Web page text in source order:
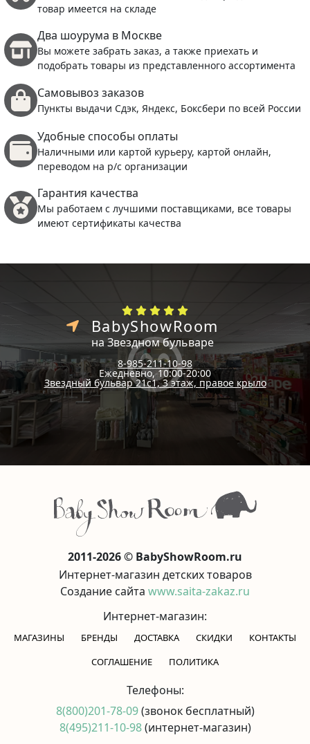
товар имеется на складе
Два шоурума в Москве
Вы можете забрать заказ, а также приехать и
подобрать товары из представленного ассортимента
Самовывоз заказов
Пункты выдачи Сдэк, Яндекс, Боксбери по всей России
Удобные способы оплаты
Наличными или картой курьеру, картой онлайн,
переводом на р/с организации
Гарантия качества
Мы работаем с лучшими поставщиками, все товары
имеют сертификаты качества
BabyShowRoom
на Звездном бульваре
8-985-211-10-98
Ежедневно, 10:00-20:00
Звездный бульвар 21с1, 3 этаж, правое крыло
2011-2026 © BabyShowRoom.ru
Интернет-магазин детских товаров
Создание сайта www.saita-zakaz.ru
Интернет-магазин:
МАГАЗИНЫ БРЕНДЫ ДОСТАВКА СКИДКИ
КОНТАКТЫ
CОГЛАШЕНИЕ
ПОЛИТИКА
Телефоны:
8(800)201-78-09(звонок бесплатный)
8(495)211-10-98(интернет-магазин)